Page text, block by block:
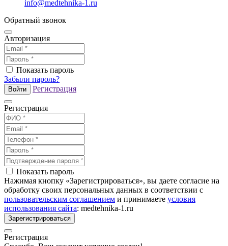
info@medtehnika-1.ru
Обратный звонок
Авторизация
Показать пароль
Забыли пароль?
Войти Регистрация
Регистрация
Показать пароль
Нажимая кнопку «Зарегистрироваться», вы даете согласие на
обработку своих персональных данных в соответствии с
пользовательским соглашением и принимаете условия
использования сайта: medtehnika-1.ru
Зарегистрироваться
Регистрация